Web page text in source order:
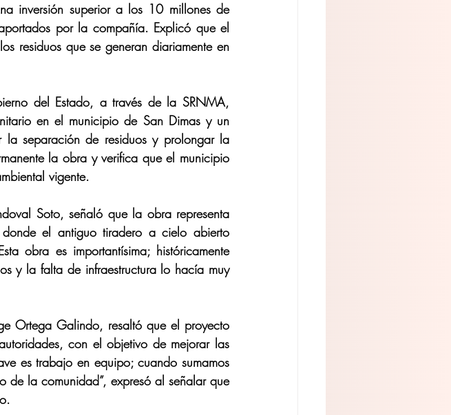
inversión superior a los 10 millones de
por la compañía. Explicó que el
residuos que se generan diariamente en
del Estado, a través de la SRNMA,
en el municipio de San Dimas y un
la separación de residuos y prolongar la
la obra y verifica que el municipio
vigente.
Soto, señaló que la obra representa
el antiguo tiradero a cielo abierto
obra es importantísima; históricamente
y la falta de infraestructura lo hacía muy
Ortega Galindo, resaltó que el proyecto
con el objetivo de mejorar las
es trabajo en equipo; cuando sumamos
de la comunidad”, expresó al señalar que